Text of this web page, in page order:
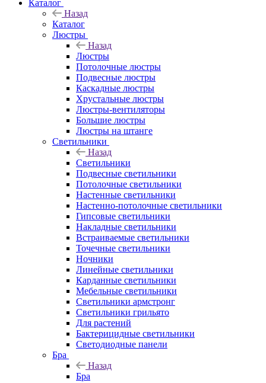
Каталог
Назад
Каталог
Люстры
Назад
Люстры
Потолочные люстры
Подвесные люстры
Каскадные люстры
Хрустальные люстры
Люстры-вентиляторы
Большие люстры
Люстры на штанге
Светильники
Назад
Светильники
Подвесные светильники
Потолочные светильники
Настенные светильники
Настенно-потолочные светильники
Гипсовые светильники
Накладные светильники
Встраиваемые светильники
Точечные светильники
Ночники
Линейные светильники
Карданные светильники
Мебельные светильники
Светильники армстронг
Светильники грильято
Для растений
Бактерицидные светильники
Светодиодные панели
Бра
Назад
Бра